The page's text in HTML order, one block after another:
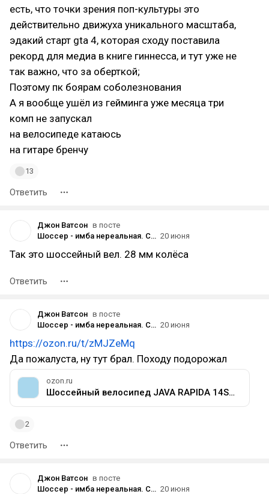
есть, что точки зрения поп-культуры это
действительно движуха уникального масштаба,
эдакий старт gta 4, которая сходу поставила
рекорд для медиа в книге гиннесса, и тут уже не
так важно, что за оберткой;
Поэтому пк боярам соболезнования
А я вообще ушёл из гейминга уже месяца три
комп не запускал
на велосипеде катаюсь
на гитаре бренчу
13
Ответить
Джон Ватсон в посте
Шоссер - имба нереальная. Сейчас на изи 15км до озера сгонял. И узкие колёса по лесной дороге вполне тянут. 20 июня
Так это шоссейный вел. 28 мм колёса
Ответить
Джон Ватсон в посте
Шоссер - имба нереальная. Сейчас на изи 15км до озера сгонял. И узкие колёса по лесной дороге вполне тянут. 20 июня
https://ozon.ru/t/zMJZeMq
Да пожалуста, ну тут брал. Походу подорожал
ozon.ru
Шоссейный велосипед JAVA RAPIDA 14S (700C колёса на раме XL, рост 183+ см), алюминиевая рама
2
Ответить
Джон Ватсон в посте
Шоссер - имба нереальная. Сейчас на изи 15км до озера сгонял. И узкие колёса по лесной дороге вполне тянут. 20 июня